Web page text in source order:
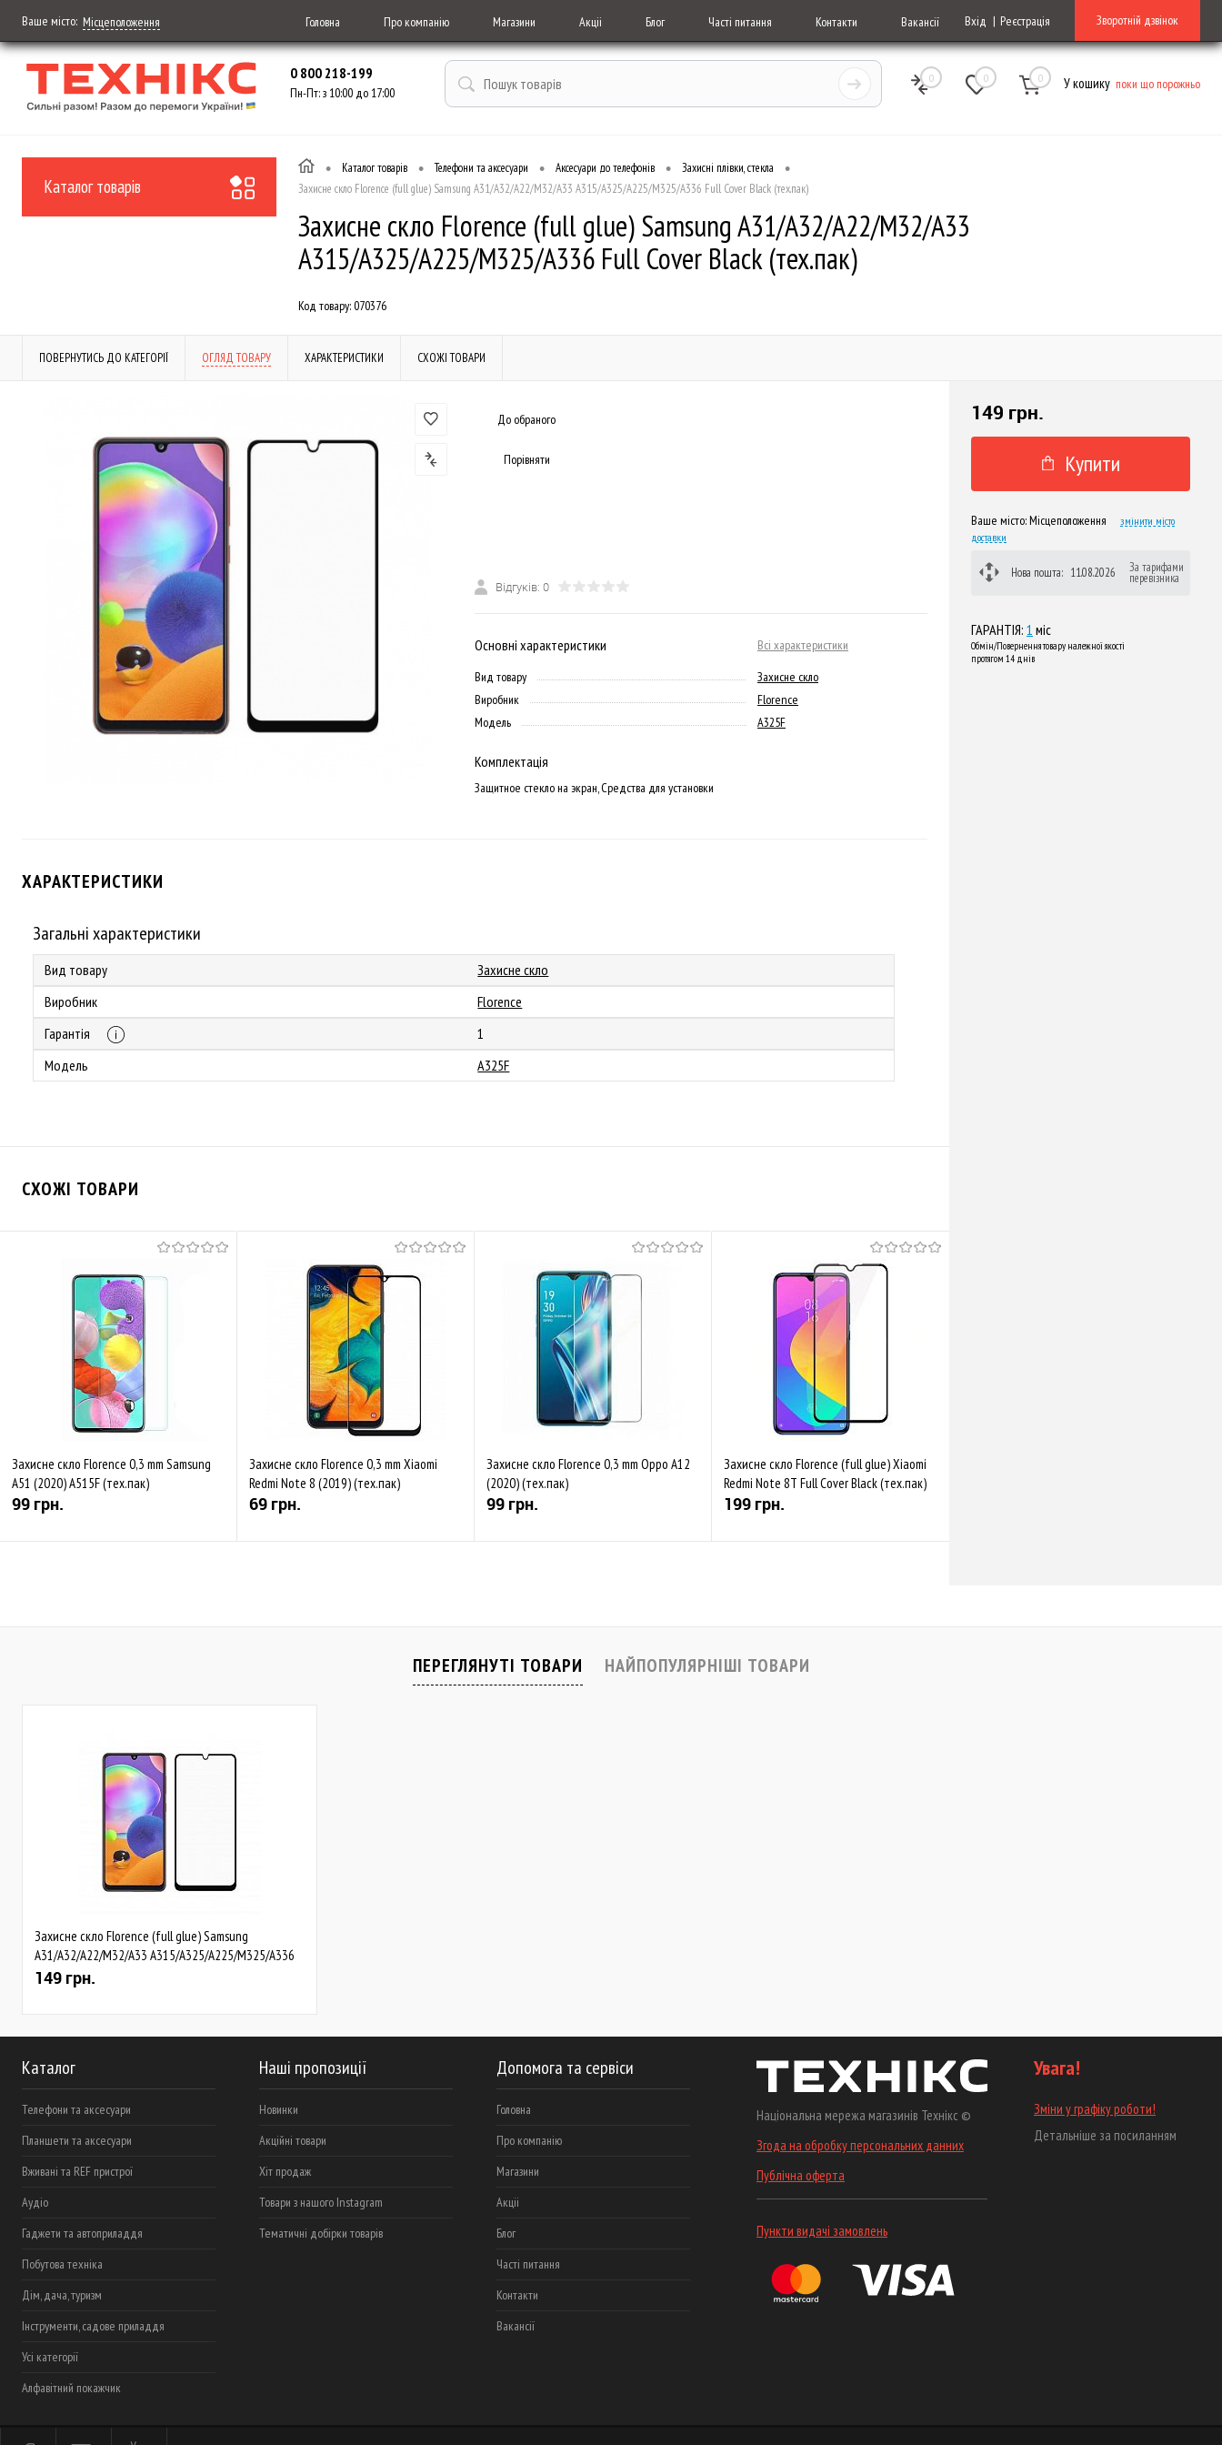
Ваше місто: Місцеположення Головна Про компанію Магазини Акціі Блог Часті питання Контакти Вакансії Вхід Реєстрація Зворотній дзвінок
0 800 218-199
Пн-Пт: з 10:00 до 17:00
0 0 0 У кошику поки що порожньо
Каталог товарів
• Каталог товарів • Телефони та аксесуари • Аксесуари до телефонів • Захисні плівки, стекла •
Захисне скло Florence (full glue) Samsung A31/A32/A22/M32/A33 A315/A325/A225/M325/A336 Full Cover Black (тех.пак)
Захисне скло Florence (full glue) Samsung A31/A32/A22/M32/A33
A315/A325/A225/M325/A336 Full Cover Black (тех.пак)
Код товару:070376
ПОВЕРНУТИСЬ ДО КАТЕГОРІЇ ОГЛЯД ТОВАРУ ХАРАКТЕРИСТИКИ СХОЖІ ТОВАРИ
До обраного
Порівняти
Відгуків: 0
Основні характеристики
Всі характеристики
Вид товару
Захисне скло
Виробник
Florence
Модель
A325F
Комплектація
Защитное стекло на экран, Средства для установки
ХАРАКТЕРИСТИКИ
Загальні характеристики
Вид товару
Захисне скло
Виробник
Florence
Гарантія
1
Модель
A325F
СХОЖІ ТОВАРИ
Захисне скло Florence 0,3 mm Samsung
A51 (2020) A515F (тех.пак)
99 грн.
Захисне скло Florence 0,3 mm Xiaomi
Redmi Note 8 (2019) (тех.пак)
69 грн.
Захисне скло Florence 0,3 mm Oppo A12
(2020) (тех.пак)
99 грн.
Захисне скло Florence (full glue) Xiaomi
Redmi Note 8T Full Cover Black (тех.пак)
199 грн.
149 грн.
Купити
Ваше місто:Місцеположення
змінити місто
доставки
Нова пошта: 11.08.2026 За тарифами
перевізника
ГАРАНТІЯ: 1 міс
Обмін/Повернення товару належної якості
протягом 14 днів
ПЕРЕГЛЯНУТІ ТОВАРИ НАЙПОПУЛЯРНІШІ ТОВАРИ
Захисне скло Florence (full glue) Samsung
A31/A32/A22/M32/A33 A315/A325/A225/M325/A336
Full Cover Black (тех.пак)
149 грн.
Каталог
Телефони та аксесуари
Планшети та аксесуари
Вживані та REF пристрої
Аудіо
Гаджети та автоприладдя
Побутова техніка
Дім, дача, туризм
Інструменти, садове приладдя
Усі категорії
Алфавітний покажчик
Наші пропозиції
Новинки
Акційні товари
Хіт продаж
Товари з нашого Instagram
Тематичні добірки товарів
Допомога та сервіси
Головна
Про компанію
Магазини
Акціі
Блог
Часті питання
Контакти
Вакансії
Національна мережа магазинів Технікс ©
Згода на обробку персональних данних
Публічна оферта
Пункти видачі замовлень
Увага!
Зміни у графіку роботи!
Детальніше за посиланням